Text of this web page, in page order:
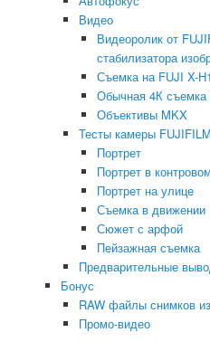
Видео
Видеоролик от
стабилизатора
Съемка на FUJI X-
Обычная 4К съемка
Объективы MKX
Тесты камеры
Портрет
Портрет в
Портрет на улице
Съемка в движении
Сюжет с арфой
Пейзажная съемка
Предварительные
Бонус
RAW файлы снимков
Промо-видео